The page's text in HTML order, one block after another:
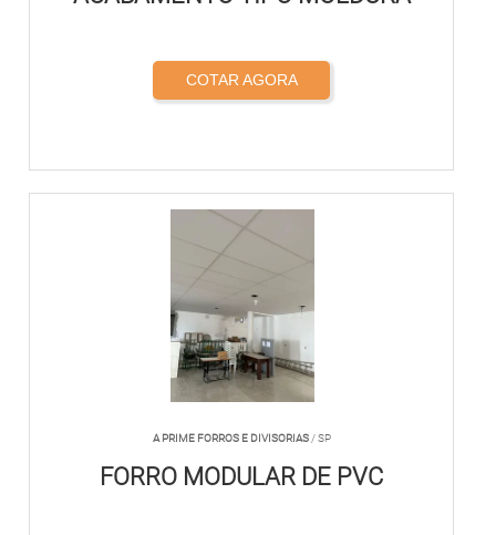
COTAR AGORA
A PRIME FORROS E DIVISORIAS/ SP
FORRO MODULAR DE PVC